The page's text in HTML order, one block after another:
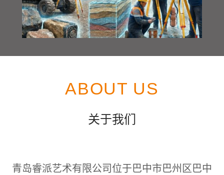
ABOUT US
关于我们
青岛睿派艺术有限公司位于巴中市巴州区巴中